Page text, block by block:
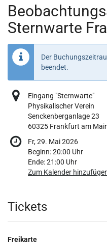
Sternwarte
Der
beendet.
Eingang "Sternwarte"
Physikalischer Verein
Senckenberganlage 23
60325 Frankfurt am
Fr, 29. Mai 2026
Beginn:20:00 Uhr
Ende:21:00 Uhr
Zum Kalender
Produkte
Tickets
Freikarte